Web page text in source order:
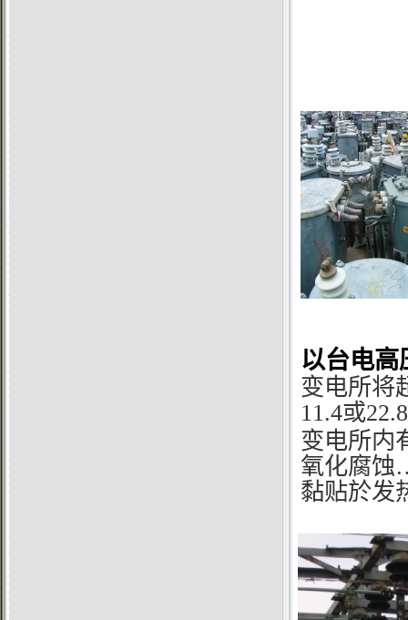
以台电高
变电所将
11.4或
变电所内
氧化腐蚀
黏贴於发